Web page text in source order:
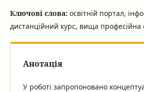
Ключові слова: освітній портал,
дистанційний курс, вища професійна
Анотація
У роботі запропоновано